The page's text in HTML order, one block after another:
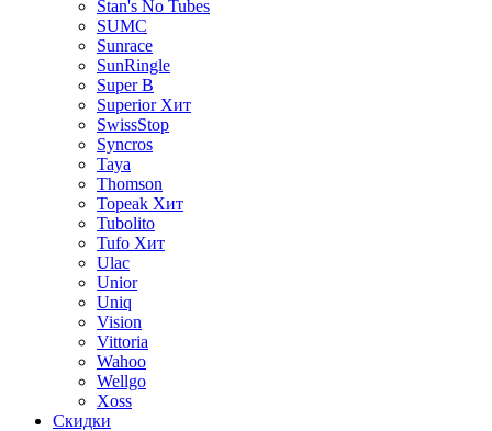
Stan's No Tubes
SUMC
Sunrace
SunRingle
Super B
Superior Хит
SwissStop
Syncros
Taya
Thomson
Topeak Хит
Tubolito
Tufo Хит
Ulac
Unior
Uniq
Vision
Vittoria
Wahoo
Wellgo
Xoss
Скидки